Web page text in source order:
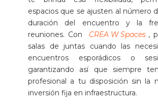
espacios que se ajusten al número
duración del encuentro y la
reuniones. Con
CREA W Spaces ,
salas de juntas cuando las
encuentros esporádicos o
garantizando así que siempre
profesional a tu disposición sin la
inversión fija en infraestructura.